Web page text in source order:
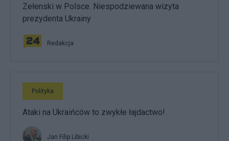
Zełenski w Polsce. Niespodziewana wizyta
prezydenta Ukrainy
Redakcja
Polityka
Ataki na Ukraińców to zwykłe łajdactwo!
Jan Filip Libicki